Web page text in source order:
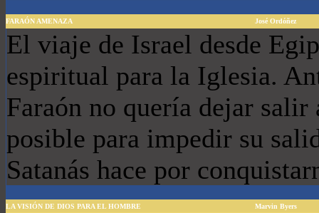
FARAÓN AMENAZA José Ordóñez
El viaje de Israel desde
espiritual para la Iglesia.
Faraón no quería dejar
posible para impedir su
Satanás hace por
LA VISIÓN DE DIOS PARA EL HOMBRE Marvin Byers